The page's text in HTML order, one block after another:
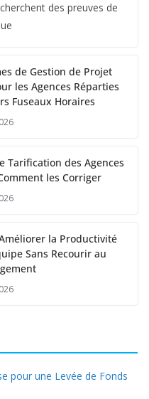
des preuves de
de Gestion de Projet
les Agences Réparties
Fuseaux Horaires
Tarification des Agences
les Corriger
la Productivité
Sans Recourir au
pour une Levée de Fonds